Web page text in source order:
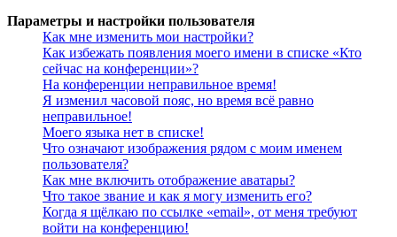
Параметры и настройки пользователя
Как мне изменить мои настройки?
Как избежать появления моего имени в списке «Кто
сейчас на конференции»?
На конференции неправильное время!
Я изменил часовой пояс, но время всё равно
неправильное!
Моего языка нет в списке!
Что означают изображения рядом с моим именем
пользователя?
Как мне включить отображение аватары?
Что такое звание и как я могу изменить его?
Когда я щёлкаю по ссылке «email», от меня требуют
войти на конференцию!